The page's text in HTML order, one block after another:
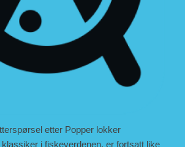
etter Popper lokker
i fiskeverdenen, er fortsatt like